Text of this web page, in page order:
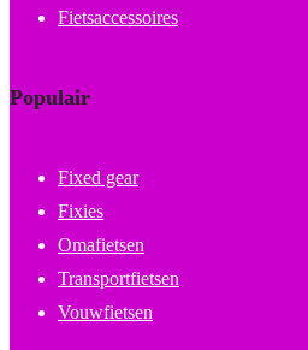
Fietsaccessoires
Populair
Fixed gear
Fixies
Omafietsen
Transportfietsen
Vouwfietsen